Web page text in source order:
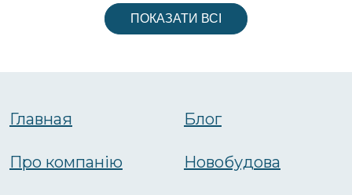
ПОКАЗАТИ ВСІ
Главная
Про компанію
Блог
Новобудова